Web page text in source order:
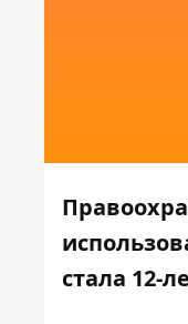
стала 12-